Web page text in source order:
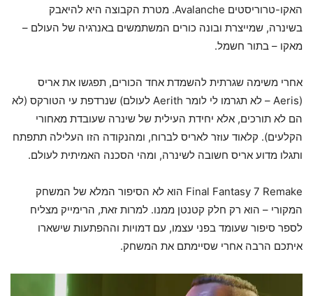
האקו-טרוריסטים Avalanche. מטרת הקבוצה היא להיאבק
בשינרה, שמייצרת ובונה כורים המשתמשים באנרגיה של העולם –
מאקו – בתור חשמל.
אחרי משימה שגרתית להשמדת אחד הכורים, תפגשו את אריס
(Aeris – לא תגרמו לי לומר Aerith לעולם) שנרדפת עי הטורקס (לא
הם לא תורכים, אלא יחידת העילית של שינרה שעובדת מאחורי
הקלעים). קלאוד עוזר לאריס לברוח, ומהנקודה הזו העלילה תתפתח
ותגלו מדוע אריס חשובה לשינרה, ומהי הסכנה האמיתית לעולם.
Final Fantasy 7 Remake הוא לא הסיפור המלא של המשחק
המקורי – הוא רק חלק קטנטן ממנו. למרות זאת, הרימייק מצליח
לספר סיפור שעומד בפני עצמו, עם דמויות וההפתעות שישארו
איתכם הרבה אחרי שסיימתם את המשחק.